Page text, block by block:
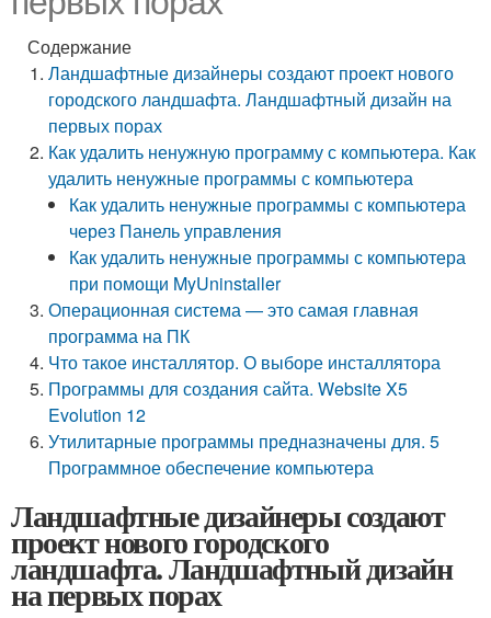
Содержание
Ландшафтные дизайнеры создают проект нового
городского ландшафта. Ландшафтный дизайн на
первых порах
Как удалить ненужную программу с компьютера. Как
удалить ненужные программы с компьютера
Как удалить ненужные программы с компьютера
через Панель управления
Как удалить ненужные программы с компьютера
при помощи MyUninstaller
Операционная система — это самая главная
программа на ПК
Что такое инсталлятор. О выборе инсталлятора
Программы для создания сайта. Website X5
Evolution 12
Утилитарные программы предназначены для. 5
Программное обеспечение компьютера
Ландшафтные дизайнеры создают
проект нового городского
ландшафта. Ландшафтный дизайн
на первых порах